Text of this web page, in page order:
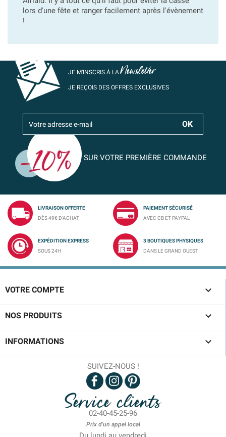
lors d'une fête et ranger facilement après l'évènement
!
JE M’INSCRIS À LANewsletter
JE REÇOIS DES OFFRES EXCLUSIVES
SUR VOTRE PREMIÈRE COMMANDE
LIVRAISON OFFERTE
DÈS 49€ D'ACHAT
PAIEMENT SÉCURISÉ
AVEC CB ET PAYPAL
EXPÉDITION EXPRESS
SOUS 24H
3 BOUTIQUES PHYSIQUES
DANS LE GRAND OUEST
VOTRE COMPTE 
NOS PRODUITS 
INFORMATIONS 
SUIVEZ-NOUS !
Service clients
02-40-45-25-96
Prix d'un appel local